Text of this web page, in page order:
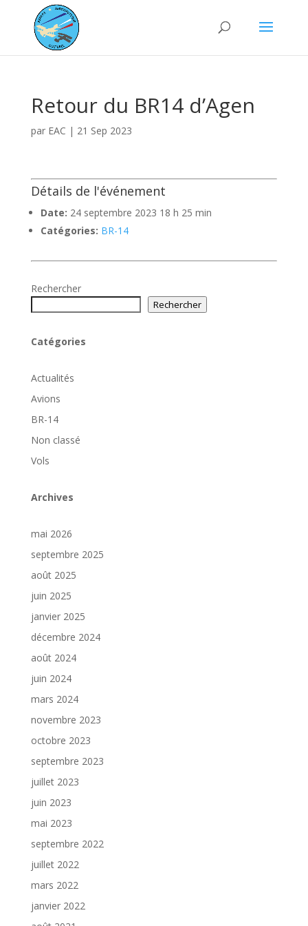
Retour du BR14 d’Agen
par EAC | 21 Sep 2023
Détails de l'événement
Date: 24 septembre 2023 18 h 25 min
Catégories: BR-14
Rechercher
Rechercher
Catégories
Actualités
Avions
BR-14
Non classé
Vols
Archives
mai 2026
septembre 2025
août 2025
juin 2025
janvier 2025
décembre 2024
août 2024
juin 2024
mars 2024
novembre 2023
octobre 2023
septembre 2023
juillet 2023
juin 2023
mai 2023
septembre 2022
juillet 2022
mars 2022
janvier 2022